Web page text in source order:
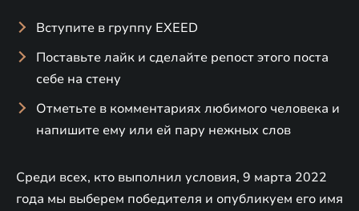
Вступите в группу EXEED
Поставьте лайк и сделайте репост этого поста
себе на стену
Отметьте в комментариях любимого человека и
напишите ему или ей пару нежных слов
Среди всех, кто выполнил условия, 9 марта 2022
года мы выберем победителя и опубликуем его имя